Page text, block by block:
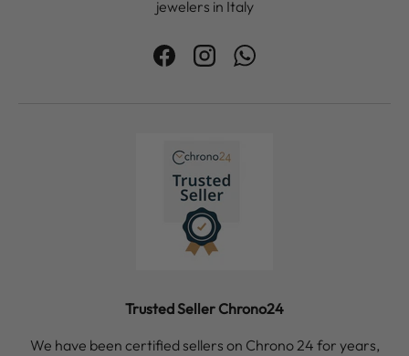
jewelers in Italy
FacebookInstagramWhatsApp
Trusted Seller Chrono24
We have been certified sellers on Chrono 24 for years,